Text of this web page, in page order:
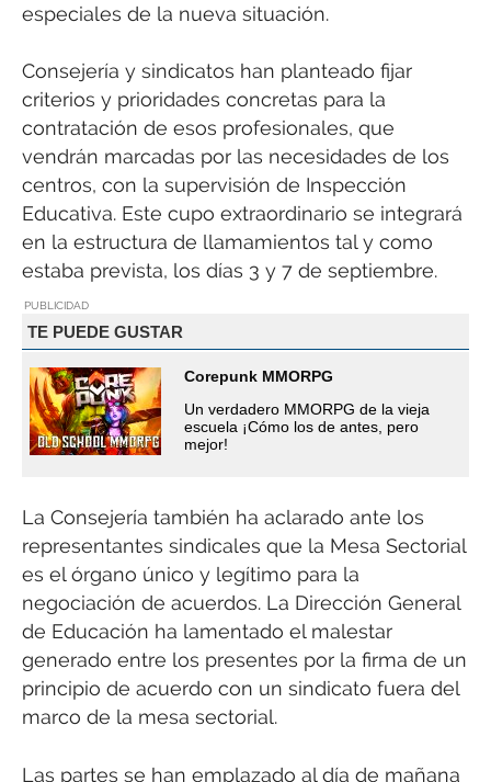
especiales de la nueva situación.
Consejería y sindicatos han planteado fijar
criterios y prioridades concretas para la
contratación de esos profesionales, que
vendrán marcadas por las necesidades de los
centros, con la supervisión de Inspección
Educativa. Este cupo extraordinario se integrará
en la estructura de llamamientos tal y como
estaba prevista, los días 3 y 7 de septiembre.
PUBLICIDAD
TE PUEDE GUSTAR
Corepunk MMORPG
Un verdadero MMORPG de la vieja
escuela ¡Cómo los de antes, pero
mejor!
La Consejería también ha aclarado ante los
representantes sindicales que la Mesa Sectorial
es el órgano único y legítimo para la
negociación de acuerdos. La Dirección General
de Educación ha lamentado el malestar
generado entre los presentes por la firma de un
principio de acuerdo con un sindicato fuera del
marco de la mesa sectorial.
Las partes se han emplazado al día de mañana